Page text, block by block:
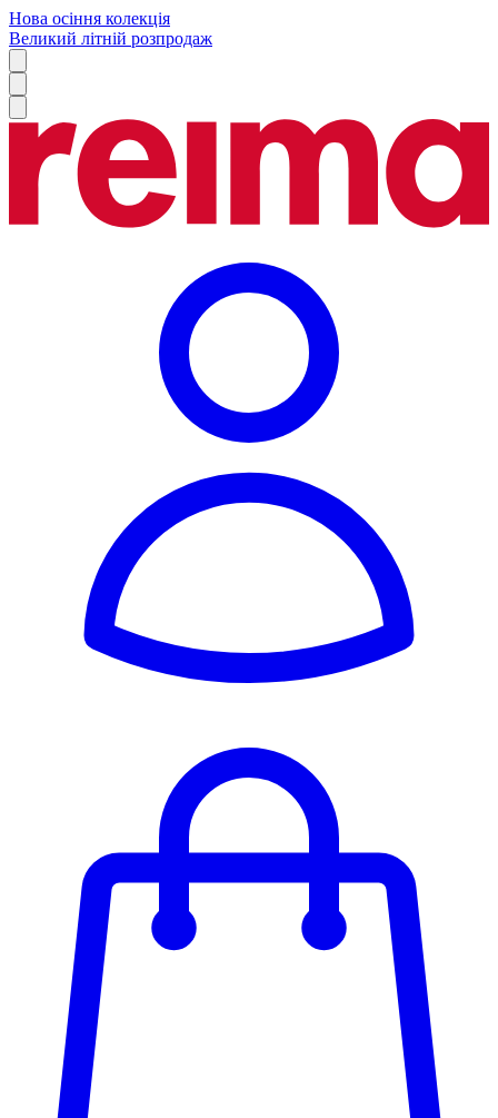
Нова осіння колекція
Великий літній розпродаж